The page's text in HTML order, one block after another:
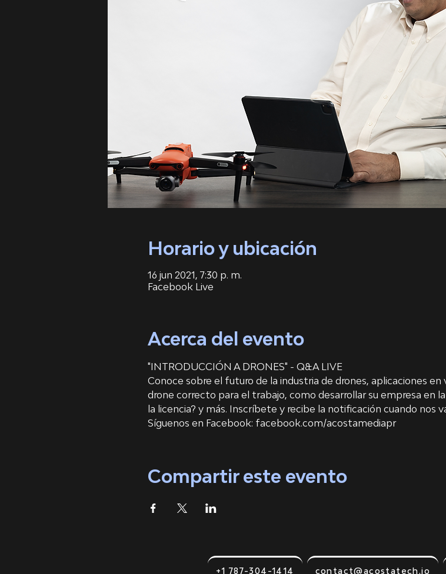
Horario y ubicación
16 jun 2021, 7:30 p. m.
Facebook Live
Acerca del evento
"INTRODUCCIÓN A DRONES" - Q&A LIVE
Conoce sobre el futuro de la industria de drones, aplicaciones
drone correcto para el trabajo, como desarrollar su empresa en
la licencia? y más. Inscríbete y recibe la notificación cuando nos
Síguenos en Facebook: facebook.com/acostamediapr
Compartir este evento
+1 787-304-1414 contact@acostatech.io